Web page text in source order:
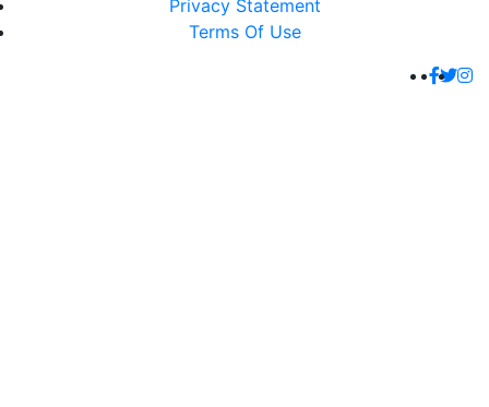
Privacy Statement
Terms Of Use